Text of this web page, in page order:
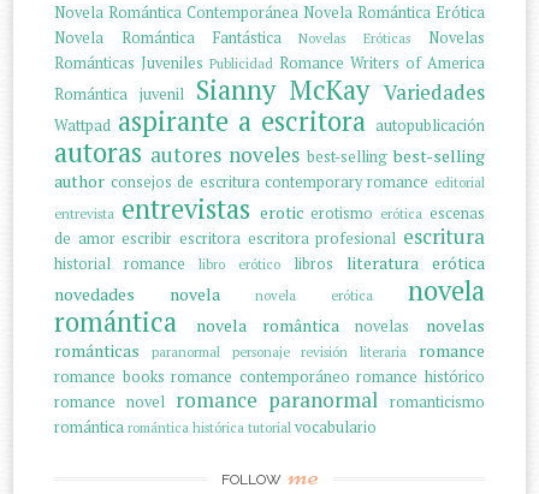
Novela Romántica Contemporánea Novela Romántica Erótica
Novela Romántica Fantástica
Novelas Eróticas
Novelas
Románticas Juveniles Publicidad Romance Writers of America
Romántica juvenil
Sianny McKay Variedades
Wattpad aspirante a escritora autopublicación
autoras autores noveles best-selling best-selling
author consejos de escritura contemporary romance editorial
entrevista entrevistas erotic erotismo erótica escenas
de amor escribir escritora escritora profesional escritura
historial romance libro erótico libros
literatura erótica
novedades
novela novela erótica
novela
romántica
novela romântica novelas
novelas
románticas
paranormal personaje revisión literaria romance
romance books romance contemporáneo romance histórico
romance novel romance paranormal romanticismo
romántica romántica histórica tutorial vocabulario
FOLLOW me